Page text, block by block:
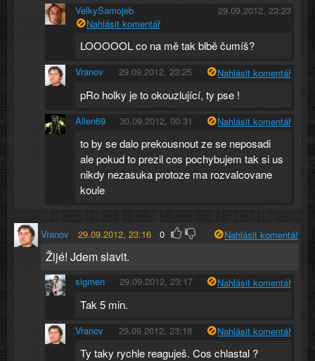
VelkySamojeb
29.09.2012, 23:23
Nahlásit komentář
LOOOOOL co na mě tak blbě čumíš?
Vranov 29.09.2012, 23:25 Nahlásit komentář
pRo holky je to okouzlující, ty pse !
Alien69 30.09.2012, 00:31 Nahlásit komentář
to by se dalo prekousnout ze se neposadi
ale pokud to prezil cos pochybujem tak si us
nikdy nezasuka protoze ma rozvalcovane
koule
Vranov 29.09.2012, 23:16 0 Nahlásit komentář
Žijé! Jdem slavit.
sigmen 29.09.2012, 23:17 Nahlásit komentář
Tak 5 min.
Vranov 29.09.2012, 23:18 Nahlásit komentář
Ty taky rychle reaguješ. Cos chlastal ?